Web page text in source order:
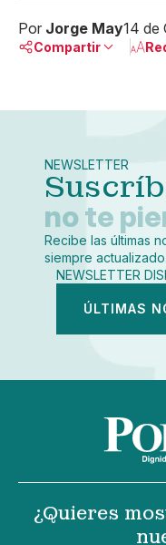
Por Jorge May14 de
Compartir
Copiar enlace
NEWSLETTER
no te
Recibe las últimas
siempre actualizado.
NEWSLETTER
ÚLTIMAS
¿Quieres